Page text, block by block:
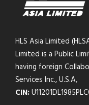
HLS Asia Limited
Limited is a Public
having foreign
Services Inc., U.S.A,
CIN: